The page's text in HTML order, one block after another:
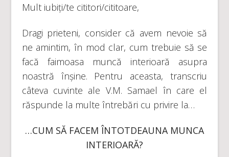
Mult iubiți/te cititori/cititoare,
Dragi prieteni, consider că avem nevoie să
ne amintim, în mod clar, cum trebuie să se
facă faimoasa muncă interioară asupra
noastră înșine. Pentru aceasta, transcriu
câteva cuvinte ale V.M. Samael în care el
răspunde la multe întrebări cu privire la…
…CUM SĂ FACEM ÎNTOTDEAUNA MUNCA
INTERIOARĂ?